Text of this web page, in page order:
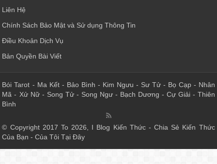
Liên Hệ
Chính Sách Bảo Mật và Sử dụng Thông Tin
Điều Khoản Dịch Vụ
Bản Quyền Bài Viết
Bói Tarot - Ma Kết- Bảo Bình - Kim Ngưu - Sư Tử- Bọ Cạp- Nhân
Mã - Xử Nữ- Song Tử- Song Ngư- Bạch Dương - Cự Giải- Thiên
Bình
© Copyright 2017 To 2026, I Blog Kiến Thức - Chia Sẻ Kiến Thức
Của Bạn - Của Tôi Tại Đây